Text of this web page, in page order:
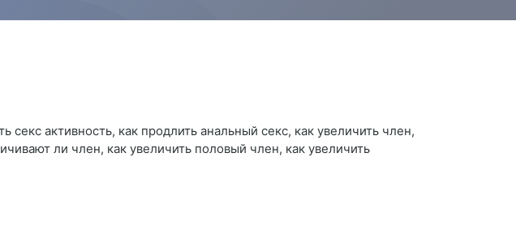
активность, как продлить анальный секс, как увеличить член,
ли член, как увеличить половый член, как увеличить